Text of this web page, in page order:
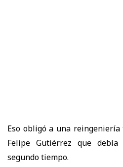
Eso obligó a una
Felipe Gutiérrez que
segundo tiempo.